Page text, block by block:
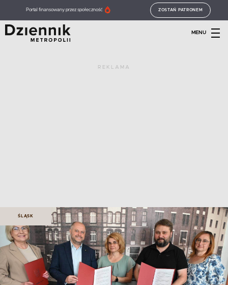
Portal finansowany przez społeczność ZOSTAŃ PATRONEM
MENU
REKLAMA
ŚLĄSK